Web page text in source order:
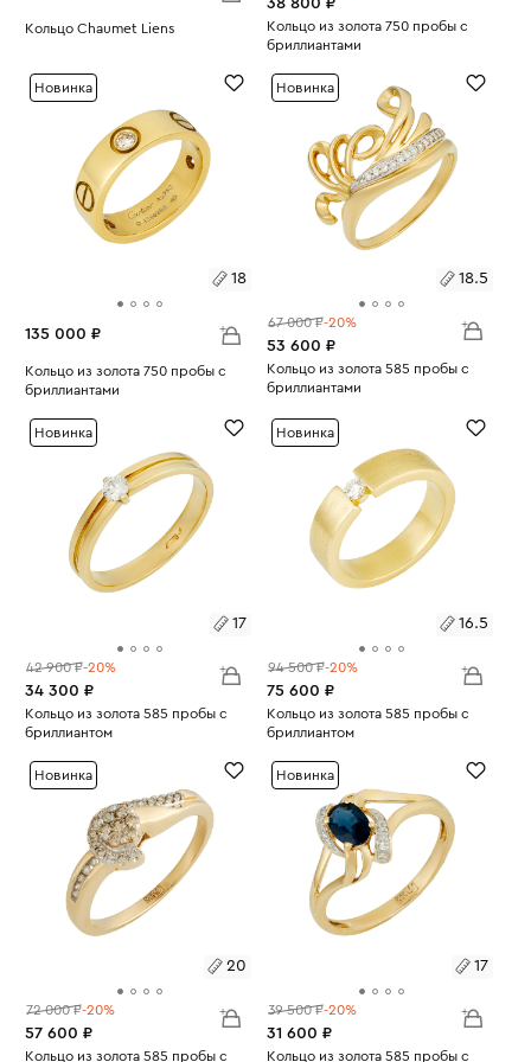
Размеры:
Кольцо Chaumet Liens
Размеры:
Кольцо из золота 750 пробы с
бриллиантами
Новинка
18
135 000 ₽
Размеры:
Кольцо из золота 750 пробы с
бриллиантами
Новинка
18.5
67 000 ₽-20%
53 600 ₽
Размеры:
Кольцо из золота 585 пробы с
бриллиантами
Новинка
17
42 900 ₽-20%
34 300 ₽
Размеры:
Кольцо из золота 585 пробы с
бриллиантом
Новинка
16.5
94 500 ₽-20%
75 600 ₽
Размеры:
Кольцо из золота 585 пробы с
бриллиантом
Новинка
20
72 000 ₽-20%
57 600 ₽
Размеры:
Кольцо из золота 585 пробы с
Новинка
17
39 500 ₽-20%
31 600 ₽
Размеры:
Кольцо из золота 585 пробы с